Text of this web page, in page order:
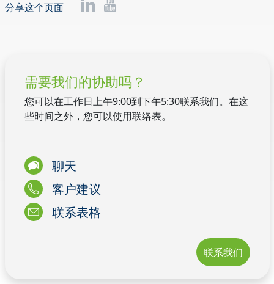
分享这个页面
需要我们的协助吗？
您可以在工作日上午9:00到下午5:30联系我们。在这
些时间之外，您可以使用联络表。
聊天
客户建议
联系表格
联系我们